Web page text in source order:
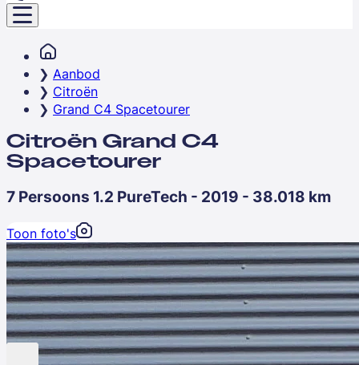
Aanbod
Citroën
Grand C4 Spacetourer
Citroën Grand C4
Spacetourer
7 Persoons 1.2 PureTech - 2019 - 38.018 km
Toon foto's